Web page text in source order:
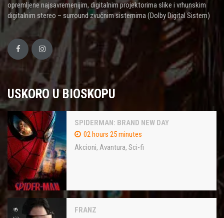
opremljene najsavremenijim, digitalnim projektorima slike i vrhunskim
digitalnim stereo – surround zvučnim sistemima (Dolby Digital Sistem)
USKORO U BIOSKOPU
SPIDERMAN: BRAND NEW DAY
02 hours 25 minutes
Akcioni, Avantura, Sci-fi
FRANZ